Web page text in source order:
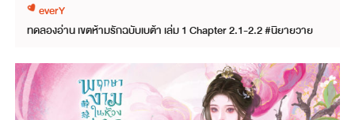
everY
ทดลองอ่าน เขตห้ามรักฉบับเบต้า เล่ม 1 Chapter 2.1-2.2 #นิยายวาย